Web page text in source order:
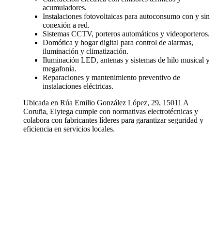
acumuladores.
Instalaciones fotovoltaicas para autoconsumo con y sin
conexión a red.
Sistemas CCTV, porteros automáticos y videoporteros.
Domótica y hogar digital para control de alarmas,
iluminación y climatización.
Iluminación LED, antenas y sistemas de hilo musical y
megafonía.
Reparaciones y mantenimiento preventivo de
instalaciones eléctricas.
Ubicada en Rúa Emilio González López, 29, 15011 A
Coruña, Elytega cumple con normativas electrotécnicas y
colabora con fabricantes líderes para garantizar seguridad y
eficiencia en servicios locales.